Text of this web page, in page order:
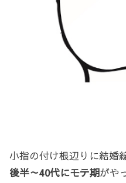
小指の付け根辺りに結婚
後半～40代にモテ期がや